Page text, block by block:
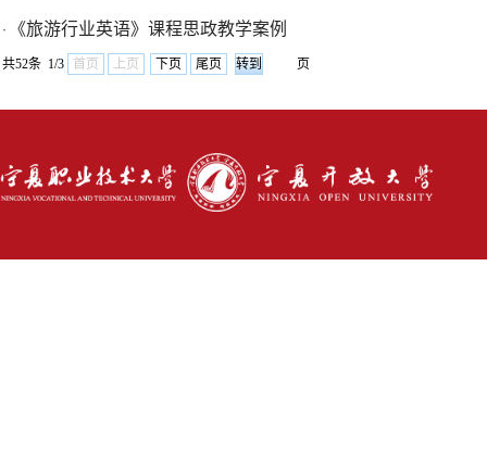
· 《旅游行业英语》课程思政教学案例
共52条 1/3 首页 上页 下页 尾页 页